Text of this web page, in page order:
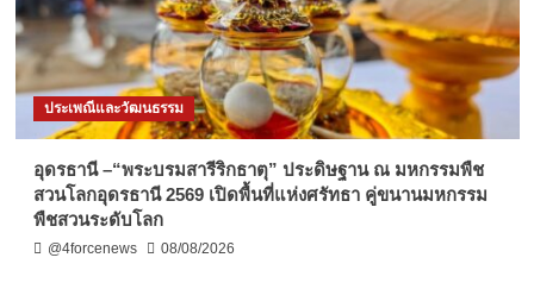
ประเพณีและวัฒนธรรม
อุดรธานี –“พระบรมสารีริกธาตุ” ประดิษฐาน ณ มหกรรมพืช
สวนโลกอุดรธานี 2569 เปิดพื้นที่แห่งศรัทธา คู่ขนานมหกรรม
พืชสวนระดับโลก
@4forcenews 08/08/2026